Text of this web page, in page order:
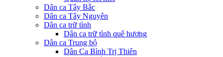
Dân ca Tây Bắc
Dân ca Tây Nguyên
Dân ca trữ tình
Dân ca trữ tình quê hương
Dân ca Trung bộ
Dân Ca Bình Trị Thiên